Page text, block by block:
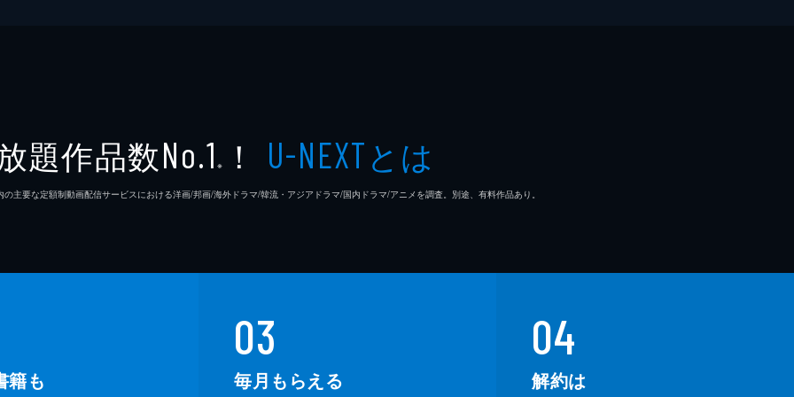
題作品数No.1 ※ ！ U-NEXTとは
主要な定額制動画配信サービスにおける洋画/邦画/海外ドラマ/韓流・アジアドラマ/国内ドラマ/アニメを調査。別途、有料作品あり。
籍も
03
毎月もらえる
04
解約は